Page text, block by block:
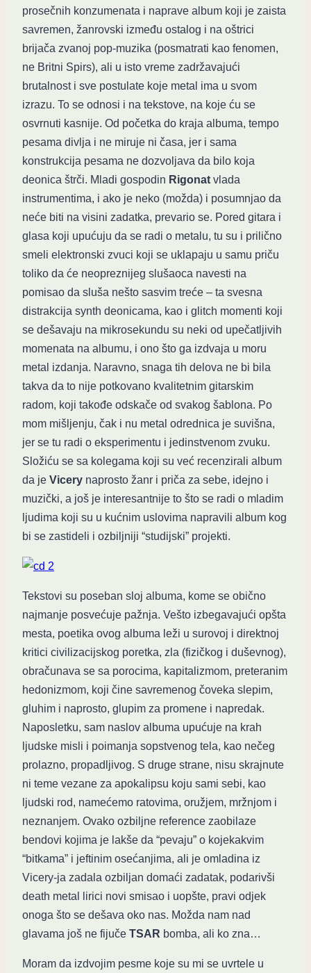
prosečnih konzumenata i naprave album koji je zaista
savremen, žanrovski između ostalog i na oštrici
brijača zvanoj pop-muzika (posmatrati kao fenomen,
ne Britni Spirs), ali u isto vreme zadržavajući
brutalnost i sve postulate koje metal ima u svom
izrazu. To se odnosi i na tekstove, na koje ću se
osvrnuti kasnije. Od početka do kraja albuma, tempo
pesama divlja i ne miruje ni časa, jer i sama
konstrukcija pesama ne dozvoljava da bilo koja
deonica štrči. Mladi gospodin Rigonat vlada
instrumentima, i ako je neko (možda) i posumnjao da
neće biti na visini zadatka, prevario se. Pored gitara i
glasa koji upućuju da se radi o metalu, tu su i prilično
smeli elektronski zvuci koji se uklapaju u samu priču
toliko da će neopreznijeg slušaoca navesti na
pomisao da sluša nešto sasvim treće – ta svesna
distrakcija synth deonicama, kao i glitch momenti koji
se dešavaju na mikrosekundu su neki od upečatljivih
momenata na albumu, i ono što ga izdvaja u moru
metal izdanja. Naravno, snaga tih delova ne bi bila
takva da to nije potkovano kvalitetnim gitarskim
radom, koji takođe odskače od svakog šablona. Po
mom mišljenju, čak i nu metal odrednica je suvišna,
jer se tu radi o eksperimentu i jedinstvenom zvuku.
Složiću se sa kolegama koji su već recenzirali album
da je Vicery naprosto žanr i priča za sebe, idejno i
muzički, a još je interesantnije to što se radi o mladim
ljudima koji su u kućnim uslovima napravili album kog
bi se zastideli i ozbiljniji “studijski” projekti.
Tekstovi su poseban sloj albuma, kome se obično
najmanje posvećuje pažnja. Vešto izbegavajući opšta
mesta, poetika ovog albuma leži u surovoj i direktnoj
kritici civilizacijskog poretka, zla (fizičkog i duševnog),
obračunava se sa porocima, kapitalizmom, preteranim
hedonizmom, koji čine savremenog čoveka slepim,
gluhim i naprosto, glupim za promene i napredak.
Naposletku, sam naslov albuma upućuje na krah
ljudske misli i poimanja sopstvenog tela, kao nečeg
prolazno, propadljivog. S druge strane, nisu skrajnute
ni teme vezane za apokalipsu koju sami sebi, kao
ljudski rod, namećemo ratovima, oružjem, mržnjom i
neznanjem. Ovako ozbiljne reference zaobilaze
bendovi kojima je lakše da “pevaju” o kojekakvim
“bitkama” i jeftinim osećanjima, ali je omladina iz
Vicery-ja zadala ozbiljan domaći zadatak, podarivši
death metal lirici novi smisao i uopšte, pravi odjek
onoga što se dešava oko nas. Možda nam nad
glavama još ne fijuče TSAR bomba, ali ko zna…
Moram da izdvojim pesme koje su mi se uvrtele u